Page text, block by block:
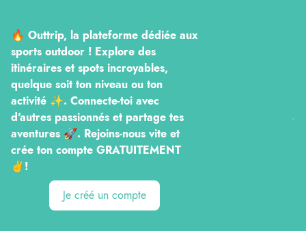
🔥 Outtrip, la plateforme dédiée aux
sports outdoor ! Explore des
itinéraires et spots incroyables,
quelque soit ton niveau ou ton
activité ✨. Connecte-toi avec
d'autres passionnés et partage tes
aventures 🚀. Rejoins-nous vite et
crée ton compte GRATUITEMENT
✌️!
Je créé un compte